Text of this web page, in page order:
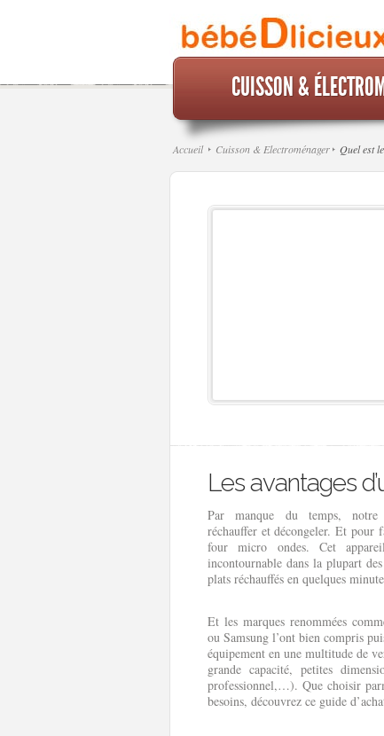
CUISSON &
Accueil Cuisson & Electroménager Quel est
Les avantages
Par manque du temps,
réchauffer et décongeler. Et pour
four micro ondes. Cet
incontournable dans la plupart
plats réchauffés en quelques
Et les marques renommées
ou Samsung l’ont bien compris
équipement en une multitude de
grande capacité, petites
professionnel,…). Que choisir
besoins, découvrez ce guide